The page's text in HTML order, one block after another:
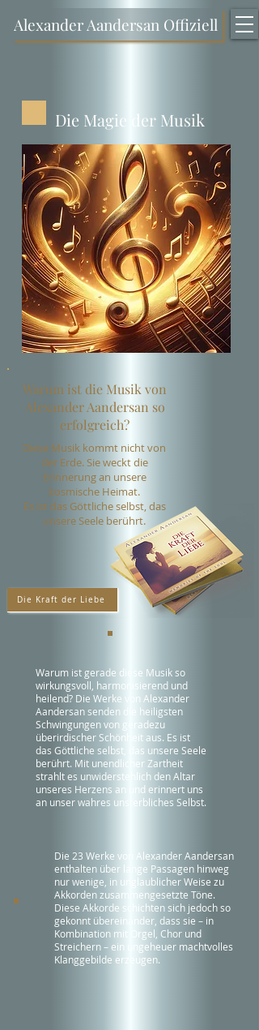
Alexander Aandersan Offiziell
Die Magie der Musik
Warum ist die Musik von
Alexander Aandersan so
erfolgreich?
Diese Musik kommt nicht von
der Erde. Sie weckt die
Erinnerung an unsere
kosmische Heimat.
Es ist das Göttliche selbst, das
unsere Seele berührt.
Die Kraft der Liebe
Warum ist gerade diese Musik so
wirkungsvoll, harmonisierend und
heilend? Die Werke von Alexander
Aandersan senden die heiligsten
Schwingungen von geradezu
überirdischer Schönheit aus. Es ist
das Göttliche selbst, das unsere Seele
berührt. Mit unendlicher Zartheit
strahlt es unwiderstehlich den Altar
unseres Herzens an und erinnert uns
an unser wahres unsterbliches Selbst.
Die 23 Werke von Alexander Aandersan
enthalten über lange Passagen hinweg
nur wenige, in unglaublicher Weise zu
Akkorden zusammengesetzte Töne.
Diese Akkorde schichten sich jedoch so
gekonnt übereinander, dass sie – in
Kombination mit Orgel, Chor und
Streichern – ein ungeheuer machtvolles
Klanggebilde erzeugen.